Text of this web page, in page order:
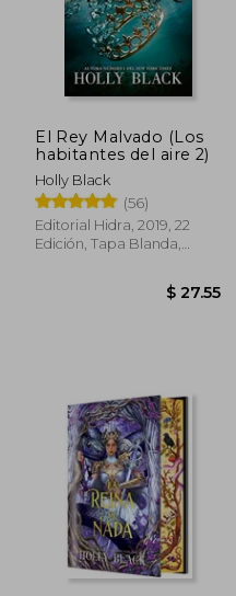
$ 28.03
El Rey Malvado (Los
habitantes del aire 2)
Holly Black
(56)
Editorial Hidra, 2019, 22
Edición, Tapa Blanda,